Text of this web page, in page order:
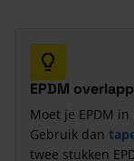
EPDM
Moet je EPDM
Gebruik dan
twee stukken